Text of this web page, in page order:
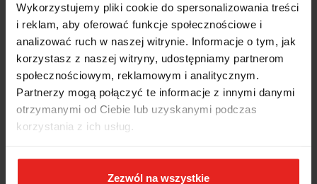
Wykorzystujemy pliki cookie do spersonalizowania treści
i reklam, aby oferować funkcje społecznościowe i
analizować ruch w naszej witrynie. Informacje o tym, jak
korzystasz z naszej witryny, udostępniamy partnerom
społecznościowym, reklamowym i analitycznym.
Partnerzy mogą połączyć te informacje z innymi danymi
otrzymanymi od Ciebie lub uzyskanymi podczas
korzystania z ich usług.
Zezwól na wszystkie